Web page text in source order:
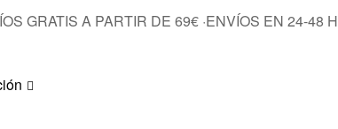
GRATIS A PARTIR DE 69€ ·ENVÍOS EN 24-48